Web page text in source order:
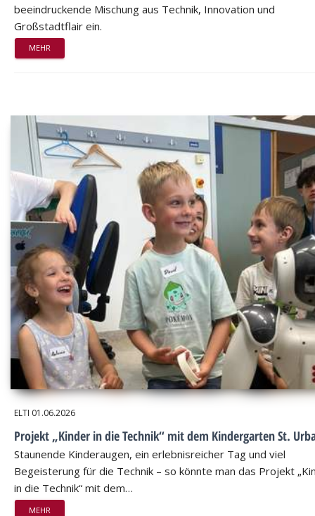
beeindruckende Mischung aus Technik, Innovation und
Großstadtflair ein.
MEHR
ELTI 01.06.2026
Projekt „Kinder in die Technik“ mit dem Kindergarten St.
Staunende Kinderaugen, ein erlebnisreicher Tag und viel
Begeisterung für die Technik – so könnte man das Projekt
in die Technik“ mit dem…
MEHR